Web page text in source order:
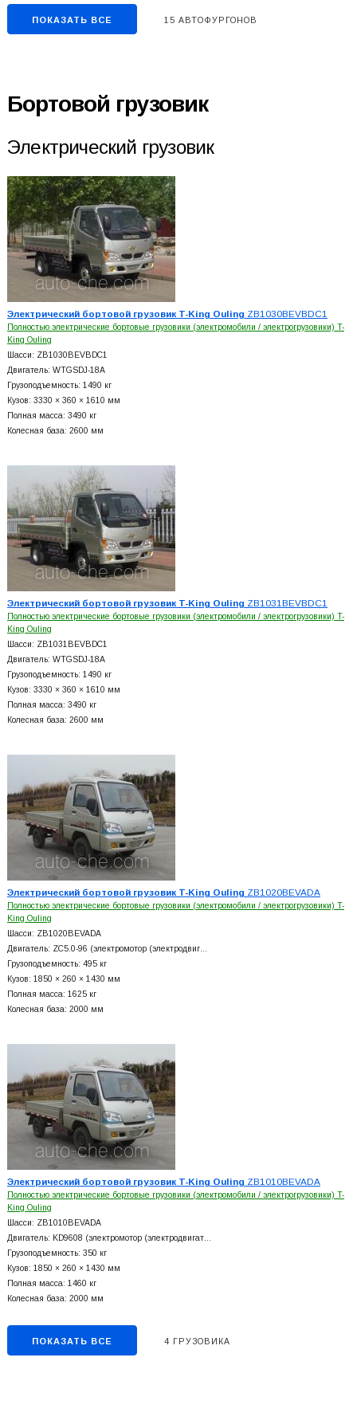
ПОКАЗАТЬ ВСЕ 15 АВТОФУРГОНОВ
Бортовой грузовик
Электрический грузовик
Электрический бортовой грузовик T-King Ouling ZB1030BEVBDC1
Полностью электрические бортовые грузовики (электромобили / электрогрузовики) T-
King Ouling
Шасси: ZB1030BEVBDC1
Двигатель: WTGSDJ-18A
Грузоподъемность: 1490 кг
Кузов: 3330 × 360 × 1610 мм
Полная масса: 3490 кг
Колесная база: 2600 мм
Электрический бортовой грузовик T-King Ouling ZB1031BEVBDC1
Полностью электрические бортовые грузовики (электромобили / электрогрузовики) T-
King Ouling
Шасси: ZB1031BEVBDC1
Двигатель: WTGSDJ-18A
Грузоподъемность: 1490 кг
Кузов: 3330 × 360 × 1610 мм
Полная масса: 3490 кг
Колесная база: 2600 мм
Электрический бортовой грузовик T-King Ouling ZB1020BEVADA
Полностью электрические бортовые грузовики (электромобили / электрогрузовики) T-
King Ouling
Шасси: ZB1020BEVADA
Двигатель: ZC5.0-96 (электромотор (электродвиг…
Грузоподъемность: 495 кг
Кузов: 1850 × 260 × 1430 мм
Полная масса: 1625 кг
Колесная база: 2000 мм
Электрический бортовой грузовик T-King Ouling ZB1010BEVADA
Полностью электрические бортовые грузовики (электромобили / электрогрузовики) T-
King Ouling
Шасси: ZB1010BEVADA
Двигатель: KD9608 (электромотор (электродвигат…
Грузоподъемность: 350 кг
Кузов: 1850 × 260 × 1430 мм
Полная масса: 1460 кг
Колесная база: 2000 мм
ПОКАЗАТЬ ВСЕ 4 ГРУЗОВИКА